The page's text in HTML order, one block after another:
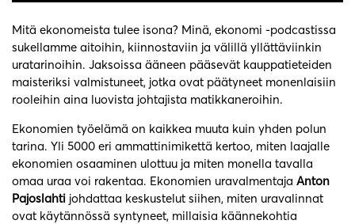
Mitä ekonomeista tulee isona? Minä, ekonomi -podcastissa
sukellamme aitoihin, kiinnostaviin ja välillä yllättäviinkin
uratarinoihin. Jaksoissa ääneen pääsevät kauppatieteiden
maisteriksi valmistuneet, jotka ovat päätyneet monenlaisiin
rooleihin aina luovista johtajista matikkaneroihin.
Ekonomien työelämä on kaikkea muuta kuin yhden polun
tarina. Yli 5000 eri ammattinimikettä kertoo, miten laajalle
ekonomien osaaminen ulottuu ja miten monella tavalla
omaa uraa voi rakentaa. Ekonomien uravalmentaja Anton
Pajoslahti johdattaa keskustelut siihen, miten uravalinnat
ovat käytännössä syntyneet, millaisia käännekohtia